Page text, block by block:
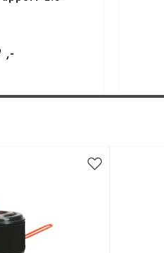
,-